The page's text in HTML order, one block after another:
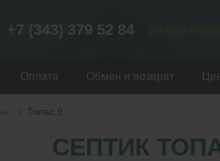
+7 (343) 379 52 84
Оплата Обмен и возврат
Топас 9
СЕПТИК